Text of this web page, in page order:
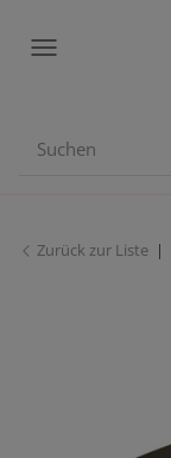
Zurück zur Liste